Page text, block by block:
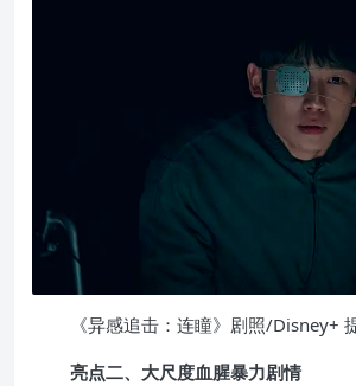
《异感追击：连瞳》剧照/Disney+
亮点二、大尺度血腥暴力剧情